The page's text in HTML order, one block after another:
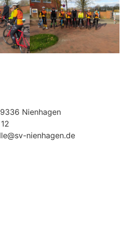
Nienhagen
nienhagen.de